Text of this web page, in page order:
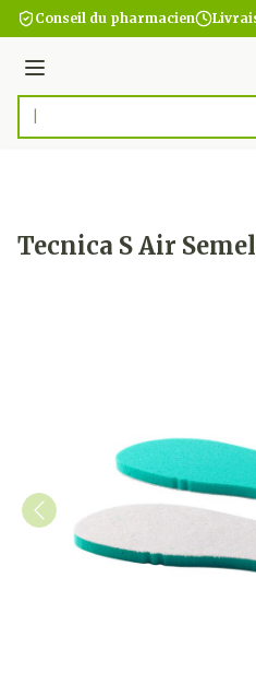
Aller au contenu
Conseil du pharmacien
Menu
Rechercher
Tecnica S Air